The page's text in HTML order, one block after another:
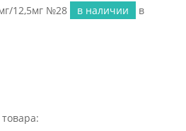
12,5мг №28 в наличии
в